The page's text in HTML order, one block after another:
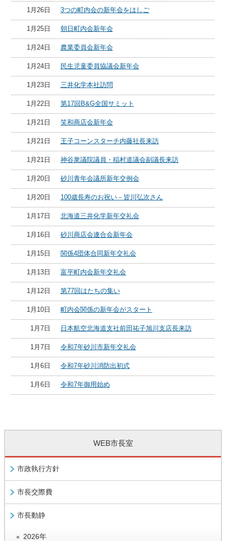
1月26日 3つの町内会の新年会をはしご
1月25日 朝日町内会新年会
1月24日 農業委員会新年会
1月24日 民生児童委員協議会新年会
1月23日 三井化学本社訪問
1月22日 第17回B&G全国サミット
1月21日 笑和商店会新年会
1月21日 王子コーンスターチ内藤社長来訪
1月21日 神谷衆議院議員・稲村道議会副議長来訪
1月20日 砂川青年会議所新年交例会
1月20日 100歳長寿のお祝い－皆川弘次さん
1月17日 北海道三井化学新年交礼会
1月16日 砂川商店会連合会新年会
1月15日 関係4団体合同新年交礼会
1月13日 富平町内会新年交礼会
1月12日 第77回はたちの集い
1月10日 町内会関係の新年会がスタート
1月7日 日本航空北海道支社前田祐子旭川支店長来訪
1月7日 令和7年砂川市新年交礼会
1月6日 令和7年砂川消防出初式
1月6日 令和7年御用始め
WEB市長室
市政執行方針
市長交際費
市長動静
2026年